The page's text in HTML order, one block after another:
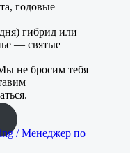
годовые
гибрид или
— святые
не бросим тебя
/ Менеджер по